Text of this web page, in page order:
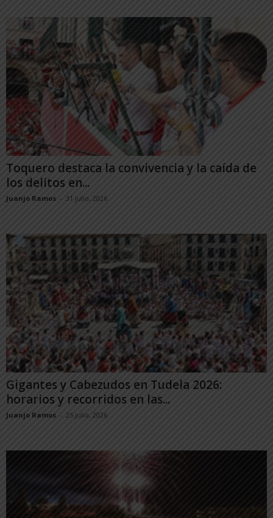
Toquero destaca la convivencia y la caída de
los delitos en...
Juanjo Ramos - 31 julio, 2026
Gigantes y Cabezudos en Tudela 2026:
horarios y recorridos en las...
Juanjo Ramos - 25 julio, 2026